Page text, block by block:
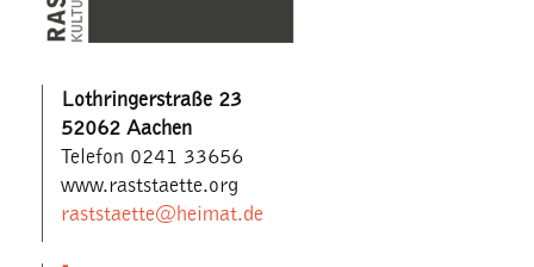
Lothringerstraße 23
52062 Aachen
Telefon 0241 33656
www.raststaette.org
raststaette@heimat.de